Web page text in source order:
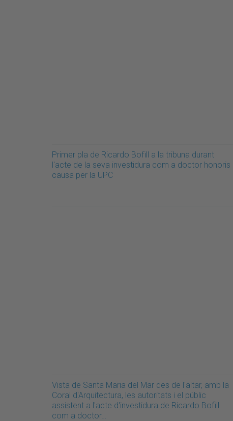
Primer pla de Ricardo Bofill a la tribuna durant
l'acte de la seva investidura com a doctor honoris
causa per la UPC
Vista de Santa Maria del Mar des de l'altar, amb la
Coral d'Arquitectura, les autoritats i el públic
assistent a l'acte d'investidura de Ricardo Bofill
com a doctor…